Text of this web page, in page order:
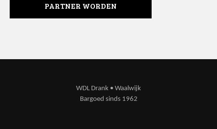
PARTNER WORDEN
WDL Drank • Waalwijk
Bargoed sinds 1962